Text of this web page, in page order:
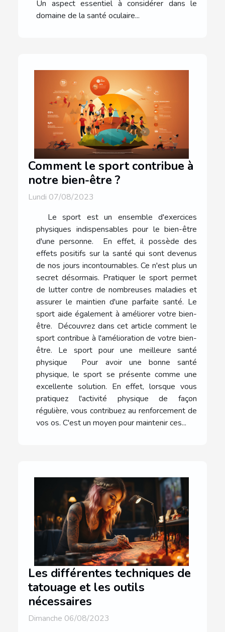
Un aspect essentiel à considérer dans le
domaine de la santé oculaire...
Comment le sport contribue à
notre bien-être ?
Lundi 07/08/2023
Le sport est un ensemble d'exercices
physiques indispensables pour le bien-être
d'une personne. En effet, il possède des
effets positifs sur la santé qui sont devenus
de nos jours incontournables. Ce n'est plus un
secret désormais. Pratiquer le sport permet
de lutter contre de nombreuses maladies et
assurer le maintien d'une parfaite santé. Le
sport aide également à améliorer votre bien-
être. Découvrez dans cet article comment le
sport contribue à l'amélioration de votre bien-
être. Le sport pour une meilleure santé
physique Pour avoir une bonne santé
physique, le sport se présente comme une
excellente solution. En effet, lorsque vous
pratiquez l'activité physique de façon
régulière, vous contribuez au renforcement de
vos os. C'est un moyen pour maintenir ces...
Les différentes techniques de
tatouage et les outils
nécessaires
Dimanche 06/08/2023